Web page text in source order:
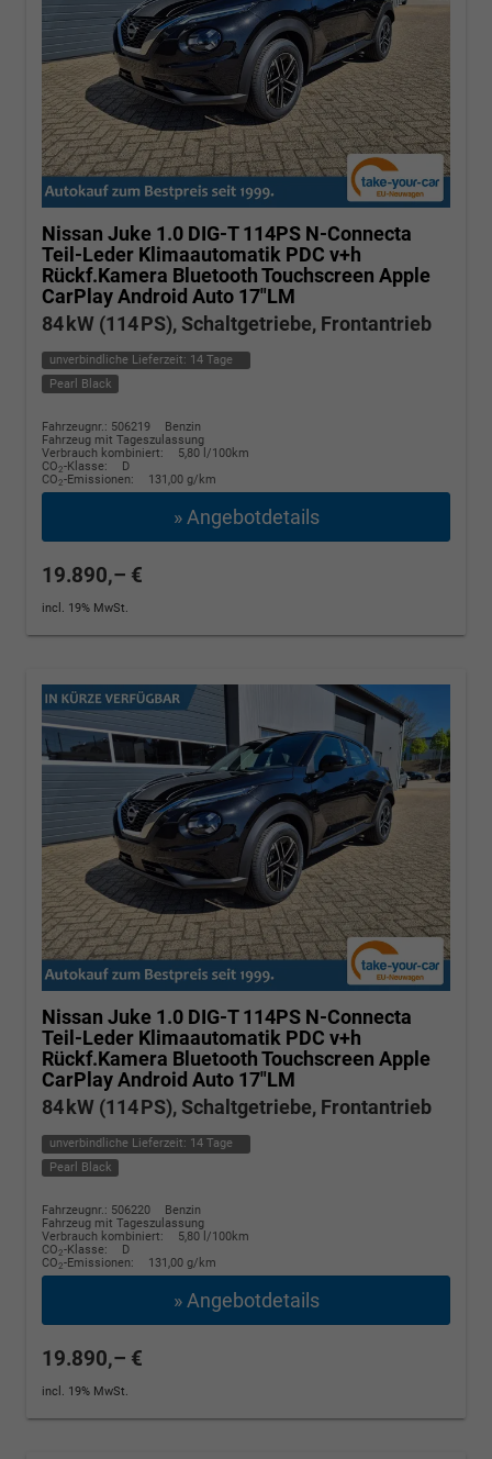
Nissan Juke 1.0 DIG-T 114PS N-Connecta
Teil-Leder Klimaautomatik PDC v+h
Rückf.Kamera Bluetooth Touchscreen Apple
CarPlay Android Auto 17"LM
84 kW (114 PS), Schaltgetriebe, Frontantrieb
unverbindliche Lieferzeit: 14 Tage
Pearl Black
Fahrzeugnr.: 506219
Benzin
Fahrzeug mit Tageszulassung
Verbrauch kombiniert:
5,80 l/100km
CO2-Klasse:
D
CO2-Emissionen: 131,00 g/km
» Angebotdetails
19.890,– €
incl. 19% MwSt.
Nissan Juke 1.0 DIG-T 114PS N-Connecta
Teil-Leder Klimaautomatik PDC v+h
Rückf.Kamera Bluetooth Touchscreen Apple
CarPlay Android Auto 17"LM
84 kW (114 PS), Schaltgetriebe, Frontantrieb
unverbindliche Lieferzeit: 14 Tage
Pearl Black
Fahrzeugnr.: 506220
Benzin
Fahrzeug mit Tageszulassung
Verbrauch kombiniert:
5,80 l/100km
CO2-Klasse:
D
CO2-Emissionen: 131,00 g/km
» Angebotdetails
19.890,– €
incl. 19% MwSt.